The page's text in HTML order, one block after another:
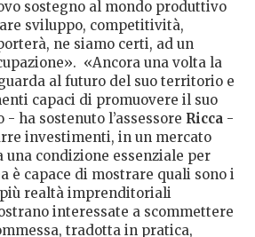
sostegno al mondo produttivo
sviluppo, competitività,
ne siamo certi, ad un
«Ancora una volta la
al futuro del suo territorio e
capaci di promuovere il suo
ha sostenuto l’assessore Ricca -
investimenti, in un mercato
una condizione essenziale per
è capace di mostrare quali sono i
realtà imprenditoriali
interessate a scommettere
tradotta in pratica,